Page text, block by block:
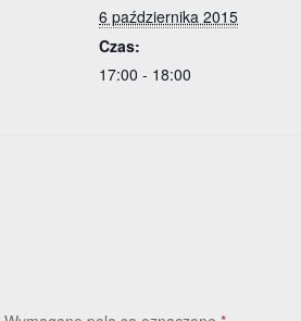
6 października 2015
Czas:
17:00 - 18:00